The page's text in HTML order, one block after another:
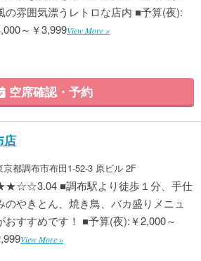
の雰囲気漂うレトロな店内 ■予算(夜):
～￥3,999View More »
空席確認・予約
店
京都調布市布田1-52-3 原ビル 2F
■調布駅より徒歩１分、手仕
のやきとん、焼き鳥、バカ盛りメニュ
おすすめです！ ■予算(夜):￥2,000～
View More »